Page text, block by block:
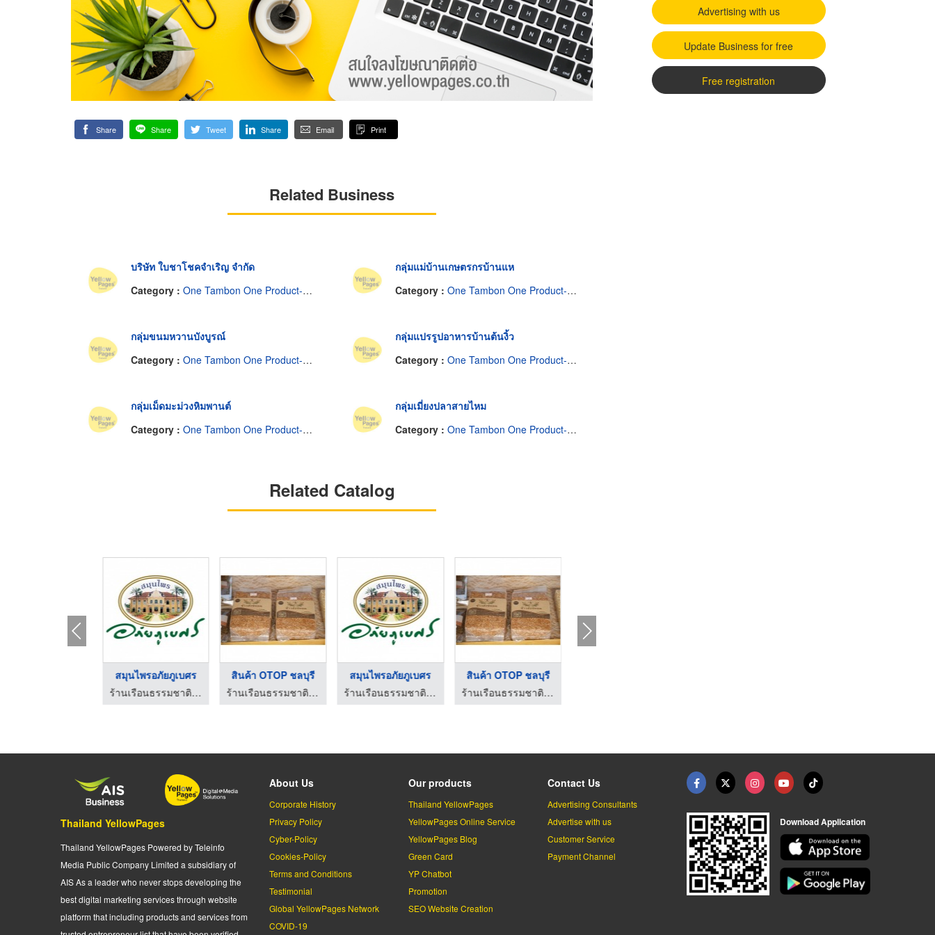
Share Share Tweet Share Email Print
Related Business
บริษัท ใบชาโชคจำเริญ จำกัด
Category : One Tambon One Product-Manufacturers & Distributors
กลุ่มแม่บ้านเกษตรกรบ้านแห
Category : One Tambon One Product-Manufacturers & Distributors
กลุ่มขนมหวานบังบูรณ์
Category : One Tambon One Product-Manufacturers & Distributors
กลุ่มแปรรูปอาหารบ้านต้นงิ้ว
Category : One Tambon One Product-Manufacturers & Distributors
กลุ่มเม็ดมะม่วงหิมพานต์
Category : One Tambon One Product-Manufacturers & Distributors
กลุ่มเมี่ยงปลาสายไหม
Category : One Tambon One Product-Manufacturers & Distributors
Related Catalog
สมุนไพรอภัยภูเบศร
ร้านเรือนธรรมชาติ ชลบุรี
สินค้า OTOP ชลบุรี
ร้านเรือนธรรมชาติ ชลบุรี
สมุนไพรอภัยภูเบศร
ร้านเรือนธรรมชาติ ชลบุรี
สินค้า OTOP ชลบุรี
ร้านเรือนธรรมชาติ ชลบุรี
Advertising with us
Update Business for free
Free registration
Thailand YellowPages
Thailand YellowPages Powered by Teleinfo
Media Public Company Limited a subsidiary of
AIS As a leader who never stops developing the
best digital marketing services through website
platform that including products and services from
About Us
Corporate History
Privacy Policy
Cyber-Policy
Cookies-Policy
Terms and Conditions
Testimonial
Global YellowPages Network
COVID-19
Our products
Thailand YellowPages
YellowPages Online Service
YellowPages Blog
Green Card
YP Chatbot
Promotion
SEO Website Creation
Contact Us
Advertising Consultants
Advertise with us
Customer Service
Payment Channel
Download Application